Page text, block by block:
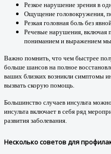
Резкое нарушение зрения в
Ощущение головокружения,
Резкая головная боль без
Речевые нарушения, включая
пониманием и выражением
Важно помнить, что чем быстрее
больше шансов на полное
ваших близких возникли симптомы
вызвать скорую помощь.
Большинство случаев инсульта
инсульта включает в себя ряд
развития заболевания.
Несколько советов для